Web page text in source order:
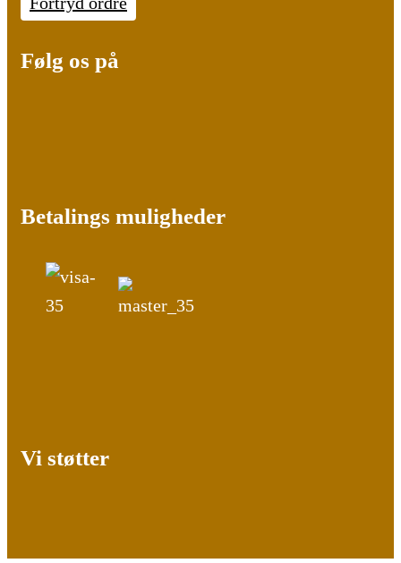
Følg os på
Betalings muligheder
Vi støtter